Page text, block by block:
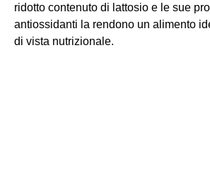
ridotto contenuto di lattosio e le sue
antiossidanti la rendono un alimento
di vista nutrizionale.